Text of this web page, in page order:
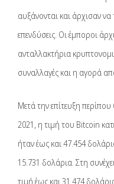
αυξάνονται και άρχισαν
επενδύσεις. Οι έμποροι
ανταλλακτήρια
συναλλαγές και η αγορά
Μετά την επίτευξη
2021, η τιμή του Bitcoin
ήταν έως και 47.454
15.731 δολάρια. Στη
τιμή έως και 31.474